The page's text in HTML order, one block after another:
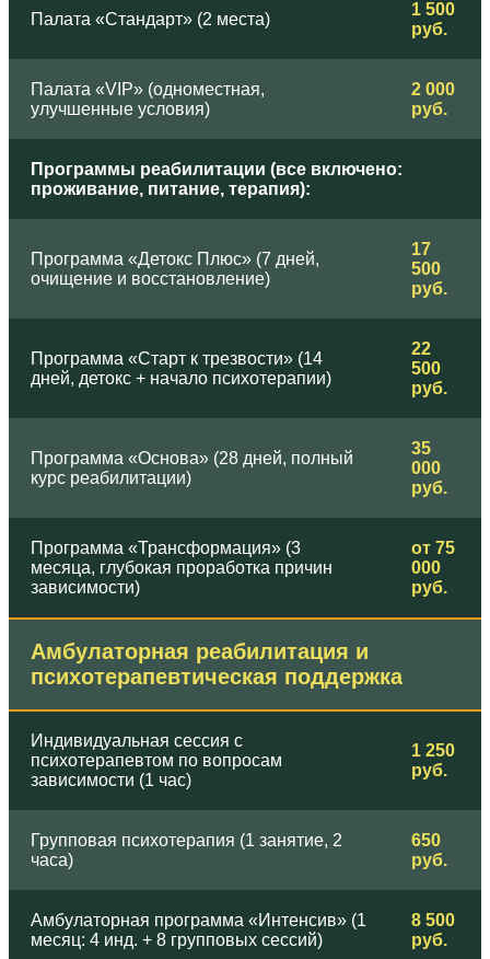
Палата «Стандарт» (2 места)
1 500
руб.
Палата «VIP» (одноместная,
улучшенные условия)
2 000
руб.
Программы реабилитации (все включено:
проживание, питание, терапия):
Программа «Детокс Плюс» (7 дней,
очищение и восстановление)
17
500
руб.
Программа «Старт к трезвости» (14
дней, детокс + начало психотерапии)
22
500
руб.
Программа «Основа» (28 дней, полный
курс реабилитации)
35
000
руб.
Программа «Трансформация» (3
месяца, глубокая проработка причин
зависимости)
от 75
000
руб.
Амбулаторная реабилитация и
психотерапевтическая поддержка
Индивидуальная сессия с
психотерапевтом по вопросам
зависимости (1 час)
1 250
руб.
Групповая психотерапия (1 занятие, 2
часа)
650
руб.
Амбулаторная программа «Интенсив» (1
месяц: 4 инд. + 8 групповых сессий)
8 500
руб.